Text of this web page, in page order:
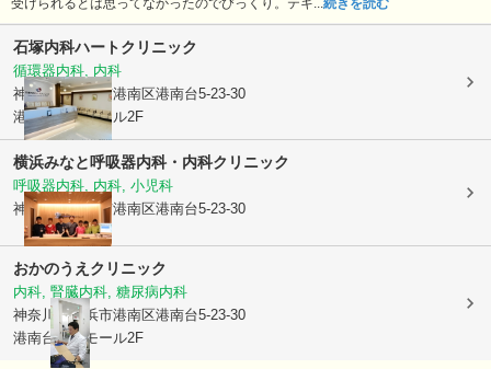
受けられるとは思ってなかったのでびっくり。テキ...続きを読む
石塚内科ハートクリニック
循環器内科, 内科
神奈川県横浜市港南区港南台5-23-30
港南台医療モール2F
横浜みなと呼吸器内科・内科クリニック
呼吸器内科, 内科, 小児科
神奈川県横浜市港南区港南台5-23-30
おかのうえクリニック
内科, 腎臓内科, 糖尿病内科
神奈川県横浜市港南区港南台5-23-30
港南台医療モール2F